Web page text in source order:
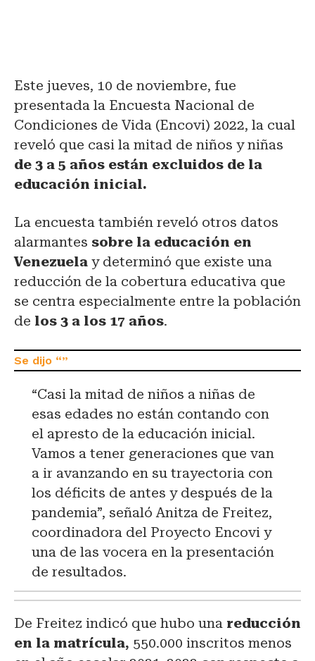
Este jueves, 10 de noviembre, fue
presentada la Encuesta Nacional de
Condiciones de Vida (Encovi) 2022, la cual
reveló que casi la mitad de niños y niñas
de 3 a 5 años están excluidos de la
educación inicial.
La encuesta también reveló otros datos
alarmantes sobre la educación en
Venezuela y determinó que existe una
reducción de la cobertura educativa que
se centra especialmente entre la población
de los 3 a los 17 años.
“Casi la mitad de niños a niñas de
esas edades no están contando con
el apresto de la educación inicial.
Vamos a tener generaciones que van
a ir avanzando en su trayectoria con
los déficits de antes y después de la
pandemia”, señaló Anitza de Freitez,
coordinadora del Proyecto Encovi y
una de las vocera en la presentación
de resultados.
De Freitez indicó que hubo una reducción
en la matrícula, 550.000 inscritos menos